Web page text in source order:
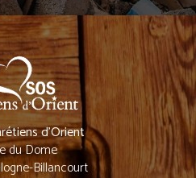
d’Orient
du Dome
Billancourt